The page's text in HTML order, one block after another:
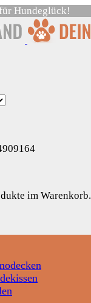
Hundeglück!
im Warenkorb.